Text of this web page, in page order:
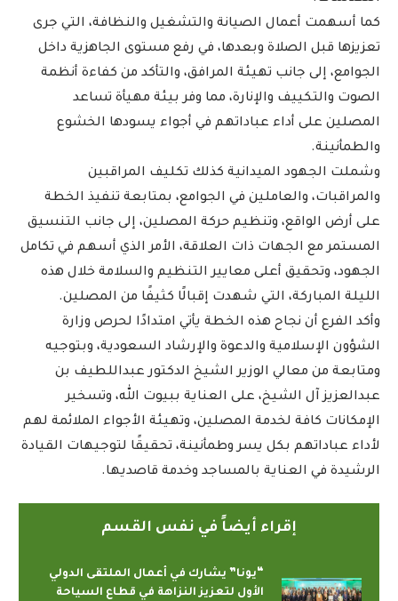
كما أسهمت أعمال الصيانة والتشغيل والنظافة، التي جرى
تعزيزها قبل الصلاة وبعدها، في رفع مستوى الجاهزية داخل
الجوامع، إلى جانب تهيئة المرافق، والتأكد من كفاءة أنظمة
الصوت والتكييف والإنارة، مما وفر بيئة مهيأة تساعد
المصلين على أداء عباداتهم في أجواء يسودها الخشوع
والطمأنينة.
وشملت الجهود الميدانية كذلك تكليف المراقبين
والمراقبات، والعاملين في الجوامع، بمتابعة تنفيذ الخطة
على أرض الواقع، وتنظيم حركة المصلين، إلى جانب التنسيق
المستمر مع الجهات ذات العلاقة، الأمر الذي أسهم في تكامل
الجهود، وتحقيق أعلى معايير التنظيم والسلامة خلال هذه
الليلة المباركة، التي شهدت إقبالًا كثيفًا من المصلين.
وأكد الفرع أن نجاح هذه الخطة يأتي امتدادًا لحرص وزارة
الشؤون الإسلامية والدعوة والإرشاد السعودية، وبتوجيه
ومتابعة من معالي الوزير الشيخ الدكتور عبداللطيف بن
عبدالعزيز آل الشيخ، على العناية ببيوت الله، وتسخير
الإمكانات كافة لخدمة المصلين، وتهيئة الأجواء الملائمة لهم
لأداء عباداتهم بكل يسر وطمأنينة، تحقيقًا لتوجيهات القيادة
الرشيدة في العناية بالمساجد وخدمة قاصديها.
إقراء أيضاً في نفس القسم
“يونا” يشارك في أعمال الملتقى الدولي
الأول لتعزيز النزاهة في قطاع السياحة